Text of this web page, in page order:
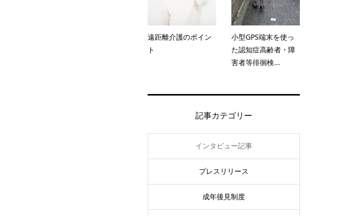
遠距離介護のポイン
ト
小型GPS端末を使っ
た認知症高齢者・障
害者等徘徊検...
記事カテゴリー
インタビュー記事
プレスリリース
成年後見制度